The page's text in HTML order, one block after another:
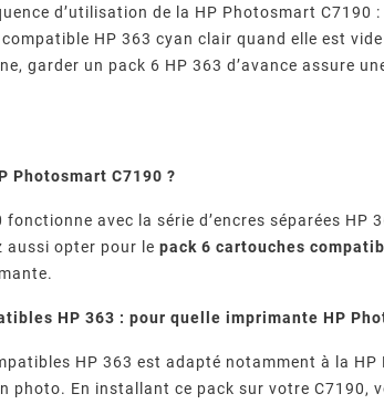
d’utilisation de la HP Photosmart C7190
HP 363 cyan clair quand elle est
garder un pack 6 HP 363 d’avance assure
Photosmart C7190 ?
avec la série d’encres séparées HP
aussi opter pour lepack 6 cartouches
HP 363 : pour quelle imprimante HP
HP 363 est adapté notamment à la
photo. En installant ce pack sur votre C7190,